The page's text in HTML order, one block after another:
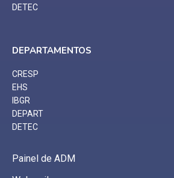
DETEC
DEPARTAMENTOS
CRESP
EHS
IBGR
DEPART
DETEC
Painel de ADM